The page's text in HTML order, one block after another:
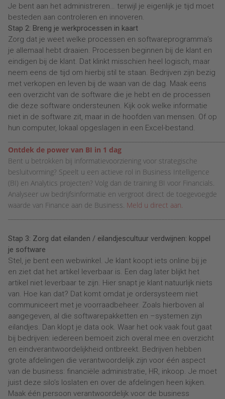
Je bent aan het administreren… terwijl je eigenlijk je tijd moet
besteden aan controleren en innoveren.
Stap 2: Breng je werkprocessen in kaart
Zorg dat je weet welke processen en softwareprogramma’s
je allemaal hebt draaien. Processen beginnen bij de klant en
eindigen bij de klant. Dat klinkt misschien heel logisch, maar
neem eens de tijd om hierbij stil te staan. Bedrijven zijn bezig
met verkopen en leven bij de waan van de dag. Maak eens
een overzicht van de software die je hebt en de processen
die deze software ondersteunen. Kijk ook welke informatie
niet in de software zit, maar in de hoofden van mensen. Of op
hun computer, lokaal opgeslagen in een Excel-bestand.
Ontdek de power van BI in 1 dag
Bent u betrokken bij informatievoorziening voor strategische
besluitvorming? Speelt u een actieve rol in Business Intelligence
(BI) en Analytics projecten? Volg dan de training BI voor Financials.
Analyseer uw bedrijfsinformatie en vergroot direct de toegevoegde
waarde van Finance aan de Business. Meld u direct aan.
Stap 3: Zorg dat eilanden / eilandjescultuur verdwijnen: koppel
je software
Stel, je bent een webwinkel. Je klant koopt iets online bij je
en ziet dat het artikel leverbaar is. Een dag later blijkt het
artikel niet leverbaar te zijn. Hier snapt je klant natuurlijk niets
van. Hoe kan dat? Dat komt omdat je ordersysteem niet
communiceert met je voorraadbeheer. Zoals hierboven al
aangegeven, al die softwarepakketten en –systemen zijn
eilandjes. Dan klopt je data ook. Waar het ook vaak fout gaat
bij bedrijven: iedereen bemoeit zich overal mee en overzicht
en eindverantwoordelijkheid ontbreekt. Bedrijven hebben
grote afdelingen die verantwoordelijk zijn voor één aspect
van de business: financiële administratie, HR, inkoop. Je moet
juist deze silo’s loslaten en over de afdelingen heen kijken.
Maak één persoon verantwoordelijk voor de business